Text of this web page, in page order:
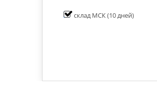
склад МСК(10 дней)